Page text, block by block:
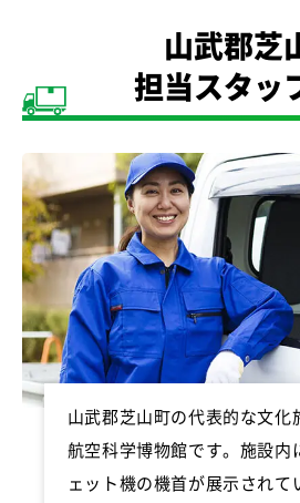
山武郡芝
担当スタッ
山武郡芝山町の代表的な文化
航空科学博物館です。施設内
ェット機の機首が展示されて